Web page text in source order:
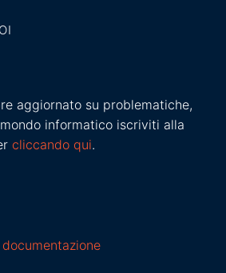
aggiornato su problematiche,
informatico iscriviti alla
cliccando qui.